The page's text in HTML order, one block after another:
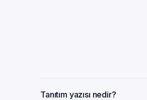
Tanıtım yazısı nedir?